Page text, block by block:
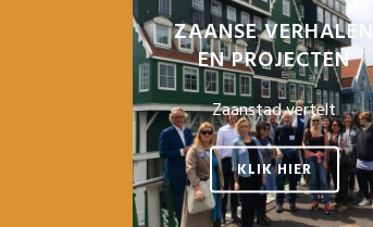
ZAANSE VERHALEN
EN PROJECTEN
Zaanstad vertelt
KLIK HIER